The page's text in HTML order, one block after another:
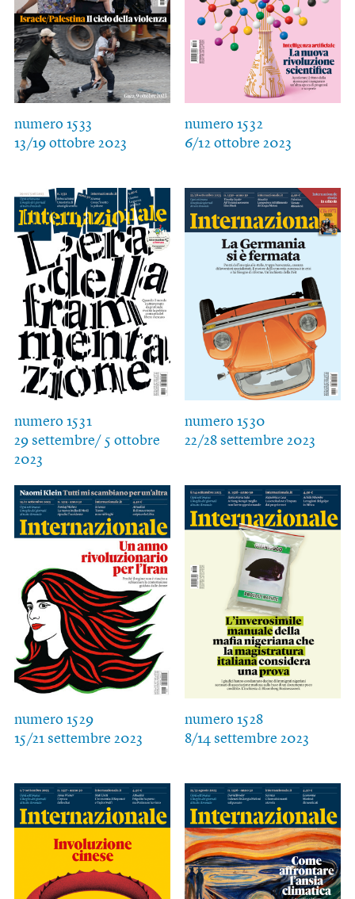
numero 1533
13/19 ottobre 2023
numero 1532
6/12 ottobre 2023
numero 1531
29 settembre/ 5 ottobre
2023
numero 1530
22/28 settembre 2023
numero 1529
15/21 settembre 2023
numero 1528
8/14 settembre 2023